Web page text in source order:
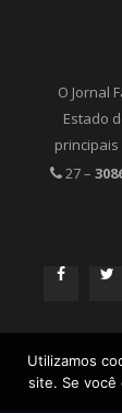
O Jornal
Estado
27 –
Utilizamos
site. Se você